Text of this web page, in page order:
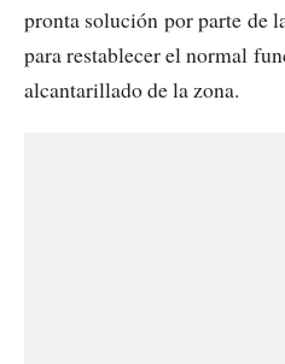
pronta solución por parte de
para restablecer el normal
alcantarillado de la zona.